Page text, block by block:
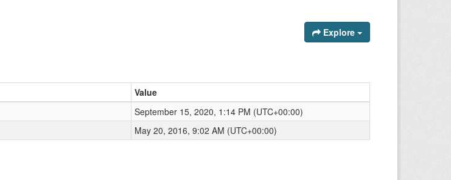
Explore
Value
September 15, 2020, 1:14 PM (UTC+00:00)
May 20, 2016, 9:02 AM (UTC+00:00)